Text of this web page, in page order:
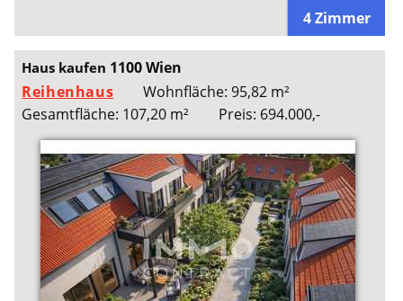
4 Zimmer
Haus kaufen 1100 Wien
Reihenhaus
Wohnfläche: 95,82 m²
Gesamtfläche: 107,20 m²
Preis: 694.000,-